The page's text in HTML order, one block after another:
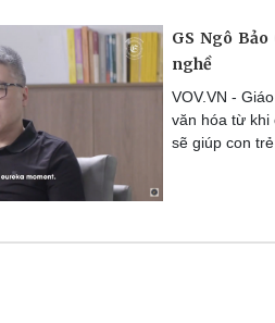
GS Ngô
nghề
VOV.VN -
văn hóa từ khi
sẽ giúp con